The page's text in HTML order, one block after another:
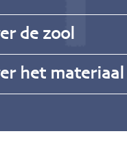
de zool
het materiaal